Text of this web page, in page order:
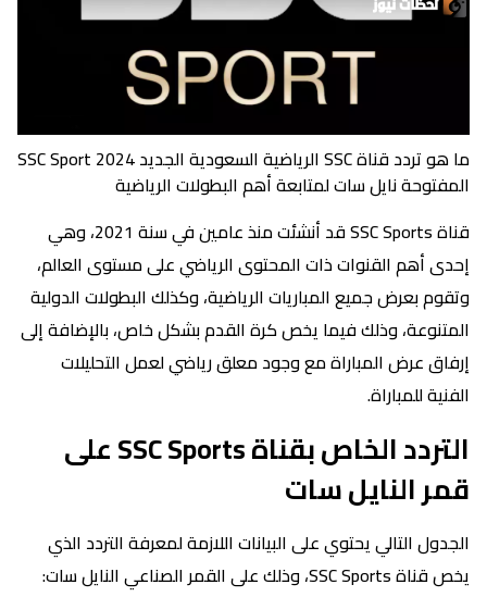
ما هو تردد قناة SSC الرياضية السعودية الجديد SSC Sport 2024
المفتوحة نايل سات لمتابعة أهم البطولات الرياضية
قناة SSC Sports قد أنشئت منذ عامين في سنة 2021، وهي
إحدى أهم القنوات ذات المحتوى الرياضي على مستوى العالم،
وتقوم بعرض جميع المباريات الرياضية، وكذلك البطولات الدولية
المتنوعة، وذلك فيما يخص كرة القدم بشكل خاص، بالإضافة إلى
إرفاق عرض المباراة مع وجود معلق رياضي لعمل التحليلات
الفنية للمباراة.
التردد الخاص بقناة SSC Sports على
قمر النايل سات
الجدول التالي يحتوي على البيانات اللازمة لمعرفة التردد الذي
يخص قناة SSC Sports، وذلك على القمر الصناعي النايل سات: